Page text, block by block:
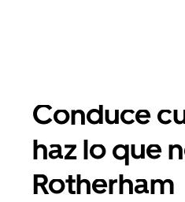
Conduce
haz lo que
Rotherham